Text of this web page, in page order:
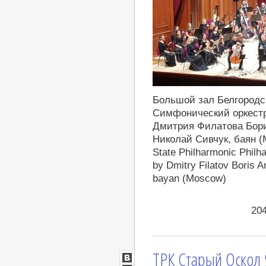
Большой зал
Симфонический
Дмитрия Филатова
Николай Сивчук, баян
State Philharmonic
by Dmitry Filatov Boris
bayan (Moscow)
ТРК Старый